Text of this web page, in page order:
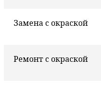
Замена с окраской
Ремонт с окраской